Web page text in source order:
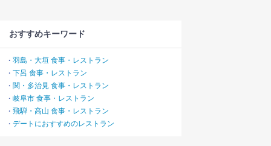
おすすめキーワード
・ 羽島・大垣 食事・レストラン
・ 下呂 食事・レストラン
・ 関・多治見 食事・レストラン
・ 岐阜市 食事・レストラン
・ 飛騨・高山 食事・レストラン
・ デートにおすすめのレストラン